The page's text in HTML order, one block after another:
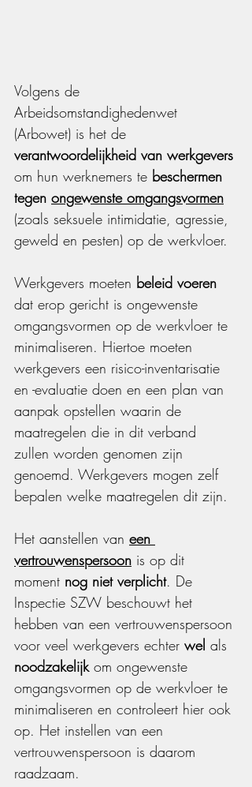
Volgens de
Arbeidsomstandighedenwet
(Arbowet) is het de
verantwoordelijkheid van werkgevers
om hun werknemers te beschermen
tegen ongewenste omgangsvormen
(zoals seksuele intimidatie, agressie,
geweld en pesten) op de werkvloer.
Werkgevers moeten beleid voeren
dat erop gericht is ongewenste
omgangsvormen op de werkvloer te
minimaliseren. Hiertoe moeten
werkgevers een risico-inventarisatie
en -evaluatie doen en een plan van
aanpak opstellen waarin de
maatregelen die in dit verband
zullen worden genomen zijn
genoemd. Werkgevers mogen zelf
bepalen welke maatregelen dit zijn.
Het aanstellen van een
vertrouwenspersoon is op dit
moment nog niet verplicht. De
Inspectie SZW beschouwt het
hebben van een vertrouwenspersoon
voor veel werkgevers echter wel als
noodzakelijk om ongewenste
omgangsvormen op de werkvloer te
minimaliseren en controleert hier ook
op. Het instellen van een
vertrouwenspersoon is daarom
raadzaam.